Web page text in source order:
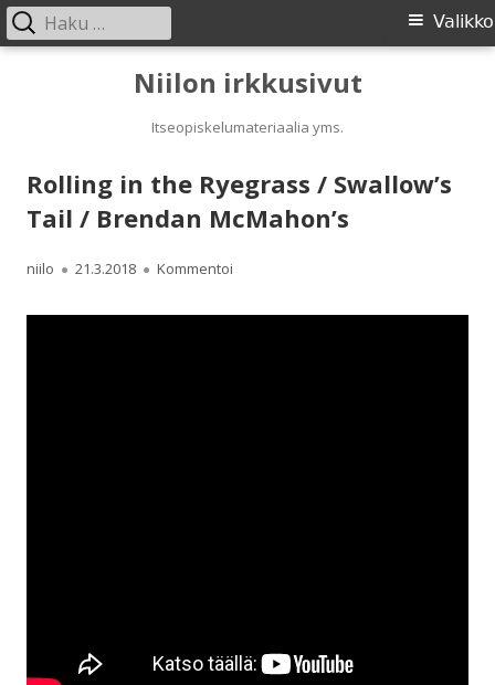
Niilon irkkusivut
Itseopiskelumateriaalia yms.
Ensisijainen
Valikko
Haku:
Rolling in the Ryegrass / Swallow’s
Tail / Brendan McMahon’s
Kirjoittaja
niilo Julkaistu
21.3.2018 Kommentoi